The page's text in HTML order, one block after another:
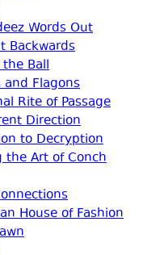
Words Out
Backwards
Ball
Flagons
Rite of Passage
Direction
to Decryption
the Art of Conch
House of Fashion